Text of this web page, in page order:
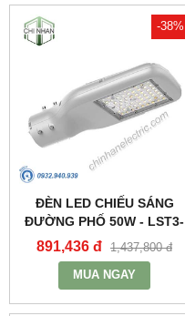
-38%
ĐÈN LED CHIẾU SÁNG
ĐƯỜNG PHỐ 50W - LST3-
50 - MPE
891,436 đ 1,437,800 đ
MUA NGAY